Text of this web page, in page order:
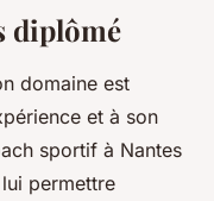
diplômé
domaine est
et à son
sportif à Nantes
permettre